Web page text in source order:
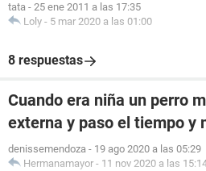
tata - 25 ene 2011 a las 17:35
Loly - 5 mar 2020 a las 01:00
8 respuestas
Cuando era niña un perro
externa y paso el tiempo y
denissemendoza - 19 ago 2020 a las 05:29
Hermanamayor - 11 nov 2020 a las